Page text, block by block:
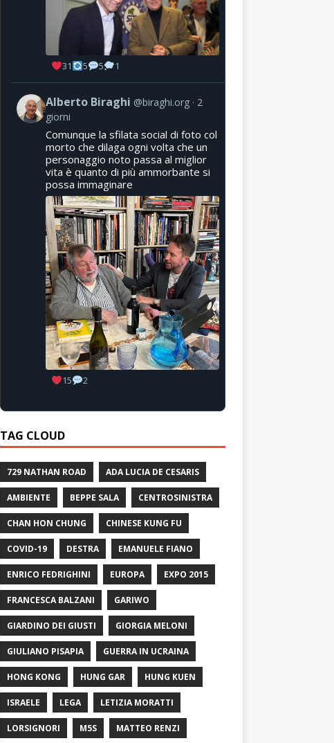
31 5 5 1
Alberto Biraghi @biraghi.org
2
giorni
Comunque la sfilata social di foto col
morto che dilaga ogni volta che un
personaggio noto passa al miglior
vita è quanto di più ammorbante si
possa immaginare
15 2
TAG CLOUD
729 NATHAN ROAD ADA LUCIA DE CESARIS
AMBIENTE BEPPE SALA CENTROSINISTRA
CHAN HON CHUNG CHINESE KUNG FU
COVID-19 DESTRA EMANUELE FIANO
ENRICO FEDRIGHINI EUROPA EXPO 2015
FRANCESCA BALZANI GARIWO
GIARDINO DEI GIUSTI GIORGIA MELONI
GIULIANO PISAPIA GUERRA IN UCRAINA
HONG KONG HUNG GAR HUNG KUEN
ISRAELE LEGA LETIZIA MORATTI
LORSIGNORI M5S MATTEO RENZI